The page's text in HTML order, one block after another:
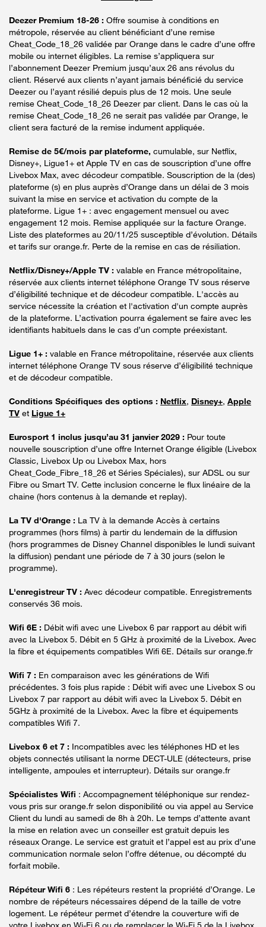
Deezer Premium 18-26 : Offre soumise à conditions en
métropole, réservée au client bénéficiant d’une remise
Cheat_Code_18_26 validée par Orange dans le cadre d’une offre
mobile ou internet éligibles. La remise s’appliquera sur
l’abonnement Deezer Premium jusqu’aux 26 ans révolus du
client. Réservé aux clients n’ayant jamais bénéficié du service
Deezer ou l’ayant résilié depuis plus de 12 mois. Une seule
remise Cheat_Code_18_26 Deezer par client. Dans le cas où la
remise Cheat_Code_18_26 ne serait pas validée par Orange, le
client sera facturé de la remise indument appliquée.
Remise de 5€/mois par plateforme, cumulable, sur Netflix,
Disney+, Ligue1+ et Apple TV en cas de souscription d’une offre
Livebox Max, avec décodeur compatible. Souscription de la (des)
plateforme (s) en plus auprès d’Orange dans un délai de 3 mois
suivant la mise en service et activation du compte de la
plateforme. Ligue 1+ : avec engagement mensuel ou avec
engagement 12 mois. Remise appliquée sur la facture Orange.
Liste des plateformes au 20/11/25 susceptible d’évolution. Détails
et tarifs sur orange.fr. Perte de la remise en cas de résiliation.
Netflix/Disney+/Apple TV : valable en France métropolitaine,
réservée aux clients internet téléphone Orange TV sous réserve
d’éligibilité technique et de décodeur compatible. L'accès au
service nécessite la création et l'activation d'un compte auprès
de la plateforme. L’activation pourra également se faire avec les
identifiants habituels dans le cas d’un compte préexistant.
Ligue 1+ : valable en France métropolitaine, réservée aux clients
internet téléphone Orange TV sous réserve d’éligibilité technique
et de décodeur compatible.
Conditions Spécifiques des options : Netflix, Disney+, Apple
TV et Ligue 1+
Eurosport 1 inclus jusqu’au 31 janvier 2029 : Pour toute
nouvelle souscription d’une offre Internet Orange éligible (Livebox
Classic, Livebox Up ou Livebox Max, hors
Cheat_Code_Fibre_18_26 et Séries Spéciales), sur ADSL ou sur
Fibre ou Smart TV. Cette inclusion concerne le flux linéaire de la
chaine (hors contenus à la demande et replay).
La TV d'Orange : La TV à la demande Accès à certains
programmes (hors films) à partir du lendemain de la diffusion
(hors programmes de Disney Channel disponibles le lundi suivant
la diffusion) pendant une période de 7 à 30 jours (selon le
programme).
L'enregistreur TV : Avec décodeur compatible. Enregistrements
conservés 36 mois.
Wifi 6E : Débit wifi avec une Livebox 6 par rapport au débit wifi
avec la Livebox 5. Débit en 5 GHz à proximité de la Livebox. Avec
la fibre et équipements compatibles Wifi 6E. Détails sur orange.fr
Wifi 7 : En comparaison avec les générations de Wifi
précédentes. 3 fois plus rapide : Débit wifi avec une Livebox S ou
Livebox 7 par rapport au débit wifi avec la Livebox 5. Débit en
5GHz à proximité de la Livebox. Avec la fibre et équipements
compatibles Wifi 7.
Livebox 6 et 7 : Incompatibles avec les téléphones HD et les
objets connectés utilisant la norme DECT-ULE (détecteurs, prise
intelligente, ampoules et interrupteur). Détails sur orange.fr
Spécialistes Wifi : Accompagnement téléphonique sur rendez-
vous pris sur orange.fr selon disponibilité ou via appel au Service
Client du lundi au samedi de 8h à 20h. Le temps d’attente avant
la mise en relation avec un conseiller est gratuit depuis les
réseaux Orange. Le service est gratuit et l’appel est au prix d’une
communication normale selon l’offre détenue, ou décompté du
forfait mobile.
Répéteur Wifi 6 : Les répéteurs restent la propriété d’Orange. Le
nombre de répéteurs nécessaires dépend de la taille de votre
logement. Le répéteur permet d’étendre la couverture wifi de
votre Livebox en Wi-Fi 6 ou de remplacer le Wi-Fi 5 de la Livebox